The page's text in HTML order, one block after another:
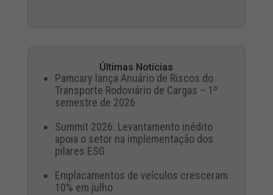
Últimas Notícias
Pamcary lança Anuário de Riscos do
Transporte Rodoviário de Cargas – 1º
semestre de 2026
Summit 2026: Levantamento inédito
apoia o setor na implementação dos
pilares ESG
Emplacamentos de veículos cresceram
10% em julho